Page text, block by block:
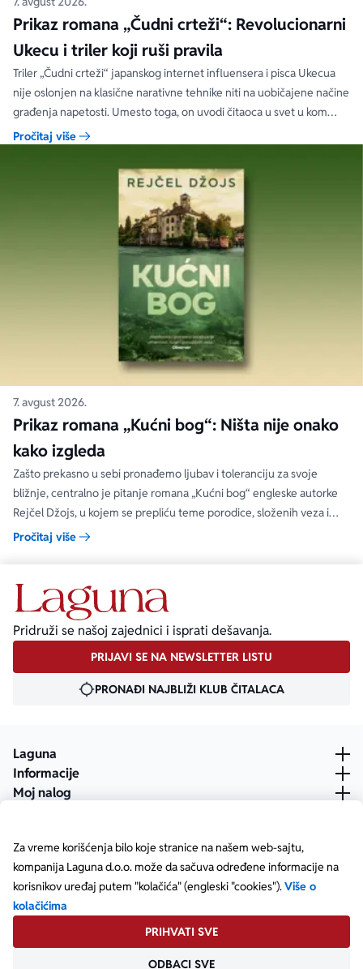
Za vreme korišćenja bilo koje stranice na našem web-sajtu,
kompanija Laguna d.o.o. može da sačuva određene informacije na
korisnikov uređaj putem "kolačića" (engleski "cookies").Više o
kolačićima
PRIHVATI SVE
ODBACI SVE
Prikaz romana „Čudni crteži“: Revolucionarni
Ukecu i triler koji ruši pravila
Triler „Čudni crteži“ japanskog internet influensera i pisca Ukecua
nije oslonjen na klasične narativne tehnike niti na uobičajene načine
građenja napetosti. Umesto toga, on uvodi čitaoca u svet u kom
priložene ilustracije govore više od reči, a ono što je nacrtano često
Pročitaj više
7. avgust 2026.
Prikaz romana „Kućni bog“: Ništa nije onako
kako izgleda
Zašto prekasno u sebi pronađemo ljubav i toleranciju za svoje
bližnje, centralno je pitanje romana „Kućni bog“ engleske autorke
Rejčel Džojs, u kojem se prepliću teme porodice, složenih veza i
umetnosti.
Pročitaj više
Pridruži se našoj zajednici i isprati dešavanja.
PRIJAVI SE NA NEWSLETTER LISTU
PRONAĐI NAJBLIŽI KLUB ČITALACA
Laguna
Informacije
Moj nalog